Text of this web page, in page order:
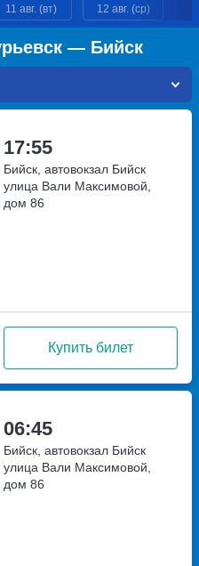
11 авг. (вт)
12 авг. (ср)
— Бийск
17:55
Купить билет
Бийск, автовокзал Бийск
улица Вали Максимовой,
дом 86
06:45
Бийск, автовокзал Бийск
улица Вали Максимовой,
дом 86